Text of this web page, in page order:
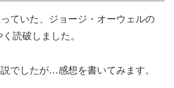
ていた、ジョージ・オーウェルの
読破しました。
でしたが…感想を書いてみます。